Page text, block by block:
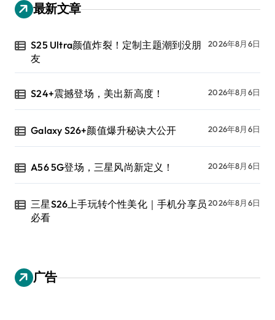
最新文章
S25 Ultra颜值炸裂！定制主题潮到没朋
友
2026年8月6日
S24+震撼登场，美出新高度！ 2026年8月6日
Galaxy S26+颜值爆升秘诀大公开 2026年8月6日
A56 5G登场，三星风尚新定义！ 2026年8月6日
三星S26上手玩转个性美化｜手机分享员
必看
2026年8月6日
广告